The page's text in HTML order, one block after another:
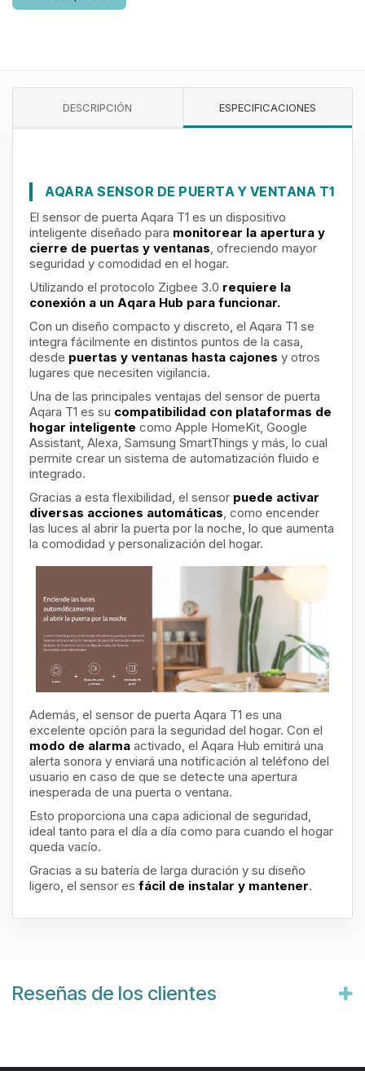
DESCRIPCIÓN ESPECIFICACIONES
AQARA SENSOR DE PUERTA Y VENTANA T1
El sensor de puerta Aqara T1 es un dispositivo
inteligente diseñado para monitorear la apertura y
cierre de puertas y ventanas, ofreciendo mayor
seguridad y comodidad en el hogar.
Utilizando el protocolo Zigbee 3.0 requiere la
conexión a un Aqara Hub para funcionar.
Con un diseño compacto y discreto, el Aqara T1 se
integra fácilmente en distintos puntos de la casa,
desde puertas y ventanas hasta cajones y otros
lugares que necesiten vigilancia.
Una de las principales ventajas del sensor de puerta
Aqara T1 es su compatibilidad con plataformas de
hogar inteligente como Apple HomeKit, Google
Assistant, Alexa, Samsung SmartThings y más, lo cual
permite crear un sistema de automatización fluido e
integrado.
Gracias a esta flexibilidad, el sensor puede activar
diversas acciones automáticas, como encender
las luces al abrir la puerta por la noche, lo que aumenta
la comodidad y personalización del hogar.
Además, el sensor de puerta Aqara T1 es una
excelente opción para la seguridad del hogar. Con el
modo de alarma activado, el Aqara Hub emitirá una
alerta sonora y enviará una notificación al teléfono del
usuario en caso de que se detecte una apertura
inesperada de una puerta o ventana.
Esto proporciona una capa adicional de seguridad,
ideal tanto para el día a día como para cuando el hogar
queda vacío.
Gracias a su batería de larga duración y su diseño
ligero, el sensor es fácil de instalar y mantener.
Reseñas de los clientes